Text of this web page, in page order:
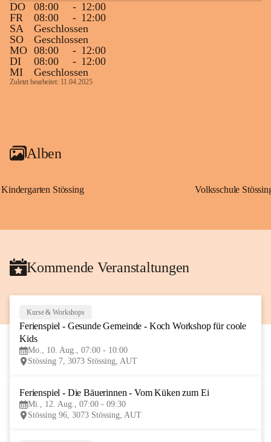
DO
08:00 - 12:00
FR
08:00 - 12:00
SA
Geschlossen
SO
Geschlossen
MO 08:00 - 12:00
DI
08:00 - 12:00
MI
Geschlossen
Zuletzt bearbeitet: 11.04.2025
Alben
Kindergarten Stössing Volksschule
Kommende Veranstaltungen
AUG
Kurse & Workshops
Ferienspiel - Gesunde Gemeinde - Koch Workshop für coole
Kids
Mo., 10. Aug., 07:00 - 10:00
Stössing 7, 3073 Stössing, AUT
Ferienspiel - Die Bäuerinnen - Vom Küken zum Ei
Mi., 12. Aug., 07:00 - 09:30
Stössing 96, 3073 Stössing, AUT